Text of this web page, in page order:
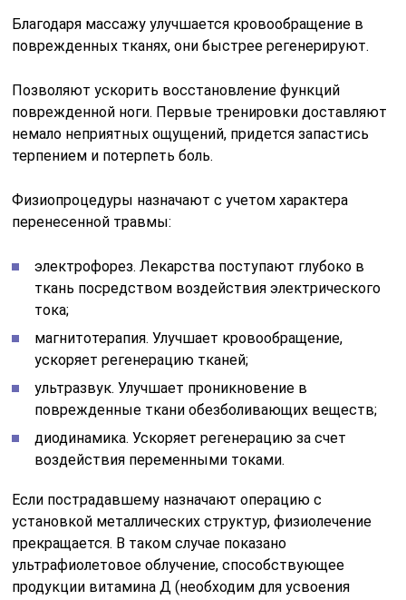
Благодаря массажу улучшается кровообращение в
поврежденных тканях, они быстрее регенерируют.
Позволяют ускорить восстановление функций
поврежденной ноги. Первые тренировки доставляют
немало неприятных ощущений, придется запастись
терпением и потерпеть боль.
Физиопроцедуры назначают с учетом характера
перенесенной травмы:
электрофорез. Лекарства поступают глубоко в
ткань посредством воздействия электрического
тока;
магнитотерапия. Улучшает кровообращение,
ускоряет регенерацию тканей;
ультразвук. Улучшает проникновение в
поврежденные ткани обезболивающих веществ;
диодинамика. Ускоряет регенерацию за счет
воздействия переменными токами.
Если пострадавшему назначают операцию с
установкой металлических структур, физиолечение
прекращается. В таком случае показано
ультрафиолетовое облучение, способствующее
продукции витамина Д (необходим для усвоения